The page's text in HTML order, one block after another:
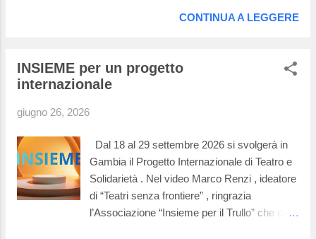
CONTINUA A LEGGERE
INSIEME per un progetto
internazionale
giugno 26, 2026
Dal 18 al 29 settembre 2026 si svolgerà in
Gambia il Progetto Internazionale di Teatro e
Solidarietà . Nel video Marco Renzi , ideatore
di “Teatri senza frontiere” , ringrazia
l’Associazione “Insieme per il Trullo” che con